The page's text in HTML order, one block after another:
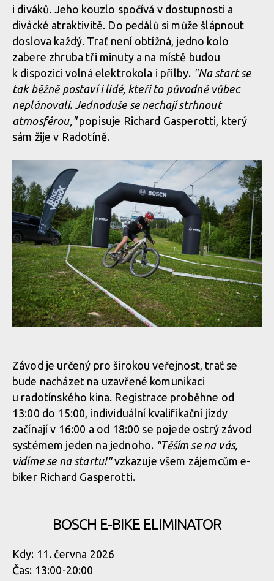
i diváků. Jeho kouzlo spočívá v dostupnosti a
divácké atraktivitě. Do pedálů si může šlápnout
doslova každý. Trať není obtížná, jedno kolo
zabere zhruba tři minuty a na místě budou
k dispozici volná elektrokola i přilby. "Na start se
tak běžně postaví i lidé, kteří to původně vůbec
neplánovali. Jednoduše se nechají strhnout
atmosférou,"popisuje Richard Gasperotti, který
sám žije v Radotíně.
Závod je určený pro širokou veřejnost, trať se
bude nacházet na uzavřené komunikaci
u radotínského kina. Registrace proběhne od
13:00 do 15:00, individuální kvalifikační jízdy
začínají v 16:00 a od 18:00 se pojede ostrý závod
systémem jeden na jednoho. "Těším se na vás,
vidíme se na startu!"vzkazuje všem zájemcům e-
biker Richard Gasperotti.
BOSCH E-BIKE ELIMINATOR
Kdy: 11. června 2026
Čas: 13:00-20:00